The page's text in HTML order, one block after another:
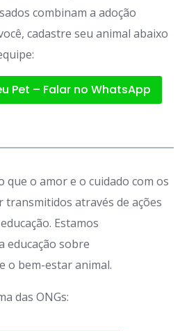
combinam a adoção
cadastre seu animal abaixo
Pet – Falar no WhatsApp
que o amor e o cuidado com os
transmitidos através de ações
Estamos
educação sobre
o bem-estar animal.
das ONGs: